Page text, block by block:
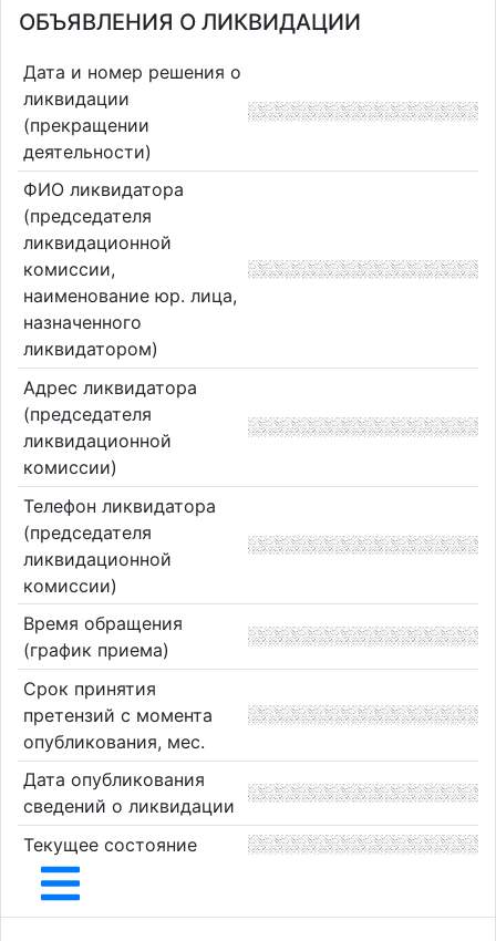
ОБЪЯВЛЕНИЯ О ЛИКВИДАЦИИ
Дата и номер решения о
ликвидации
(прекращении
деятельности)
ФИО ликвидатора
(председателя
ликвидационной
комиссии,
наименование юр. лица,
назначенного
ликвидатором)
Адрес ликвидатора
(председателя
ликвидационной
комиссии)
Телефон ликвидатора
(председателя
ликвидационной
комиссии)
Время обращения
(график приема)
Срок принятия
претензий с момента
опубликования, мес.
Дата опубликования
сведений о ликвидации
Текущее состояние